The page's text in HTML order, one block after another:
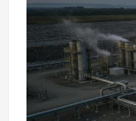
п
о
з